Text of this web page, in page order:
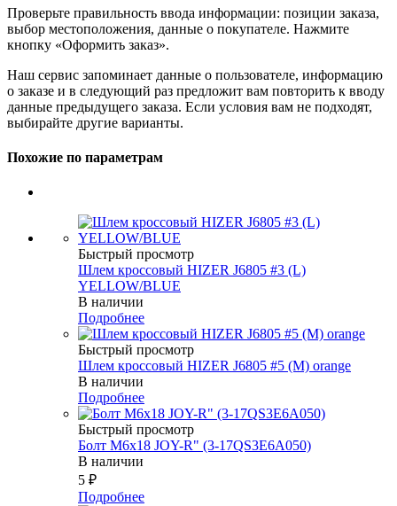
Проверьте правильность ввода информации: позиции заказа,
выбор местоположения, данные о покупателе. Нажмите
кнопку «Оформить заказ».
Наш сервис запоминает данные о пользователе, информацию
о заказе и в следующий раз предложит вам повторить к вводу
данные предыдущего заказа. Если условия вам не подходят,
выбирайте другие варианты.
Похожие по параметрам
Быстрый просмотр
Шлем кроссовый HIZER J6805 #3 (L)
YELLOW/BLUE
В наличии
Подробнее
Быстрый просмотр
Шлем кроссовый HIZER J6805 #5 (M) orange
В наличии
Подробнее
Быстрый просмотр
Болт М6х18 JOY-R" (3-17QS3E6A050)
В наличии
5 ₽
Подробнее